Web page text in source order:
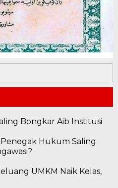
Bongkar Aib Institusi
Hukum Saling
UMKM Naik Kelas,